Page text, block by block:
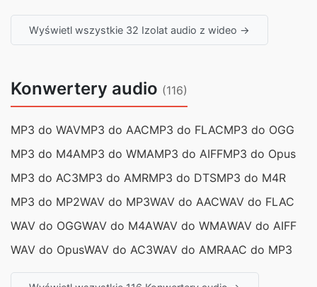
Wyświetl wszystkie 32 Izolat audio z wideo →
Konwertery audio (116)
MP3 do WAVMP3 do AACMP3 do FLACMP3 do OGG
MP3 do M4AMP3 do WMAMP3 do AIFFMP3 do Opus
MP3 do AC3MP3 do AMRMP3 do DTSMP3 do M4R
MP3 do MP2WAV do MP3WAV do AACWAV do FLAC
WAV do OGGWAV do M4AWAV do WMAWAV do AIFF
WAV do OpusWAV do AC3WAV do AMRAAC do MP3